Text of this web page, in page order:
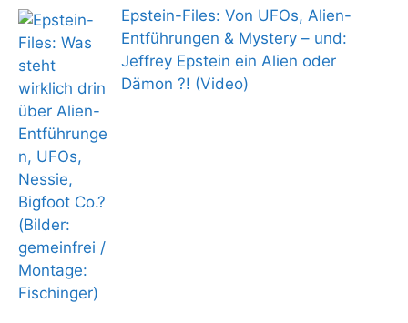
Epstein-Files: Von UFOs, Alien-
Entführungen & Mystery – und:
Jeffrey Epstein ein Alien oder
Dämon ?! (Video)